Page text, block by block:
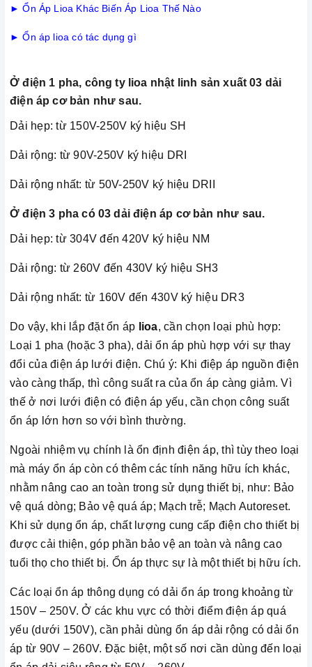
► Ổn Áp Lioa Khác Biến Áp Lioa Thế Nào
► Ổn áp lioa có tác dụng gì
Ở điện 1 pha, công ty lioa nhật linh sản xuất 03 dải
điện áp cơ bản như sau.
Dải hẹp: từ 150V-250V ký hiệu SH
Dải rộng: từ 90V-250V ký hiệu DRI
Dải rộng nhất: từ 50V-250V ký hiệu DRII
Ở điện 3 pha có 03 dải điện áp cơ bản như sau.
Dải hẹp: từ 304V đến 420V ký hiệu NM
Dải rộng: từ 260V đến 430V ký hiệu SH3
Dải rộng nhất: từ 160V đến 430V ký hiệu DR3
Do vậy, khi lắp đặt ổn áp lioa, cần chọn loại phù hợp:
Loại 1 pha (hoặc 3 pha), dải ổn áp phù hợp với sự thay
đổi của điện áp lưới điện. Chú ý: Khi điệp áp nguồn điện
vào càng thấp, thì công suất ra của ổn áp càng giảm. Vì
thế ở nơi lưới điện có điện áp yếu, cần chọn công suất
ổn áp lớn hơn so với bình thường.
Ngoài nhiệm vụ chính là ổn định điện áp, thì tùy theo loại
mà máy ổn áp còn có thêm các tính năng hữu ích khác,
nhằm nâng cao an toàn trong sử dụng thiết bị, như: Bảo
vệ quá dòng; Bảo vệ quá áp; Mạch trễ; Mạch Autoreset.
Khi sử dụng ổn áp, chất lượng cung cấp điện cho thiết bị
được cải thiện, góp phần bảo vệ an toàn và nâng cao
tuổi thọ cho thiết bị. Ổn áp thực sự là một thiết bị hữu ích.
Các loại ổn áp thông dụng có dải ổn áp trong khoảng từ
150V – 250V. Ở các khu vực có thời điểm điện áp quá
yếu (dưới 150V), cần phải dùng ổn áp dải rộng có dải ổn
áp từ 90V – 260V. Đặc biệt, một số nơi cần dùng đến loại